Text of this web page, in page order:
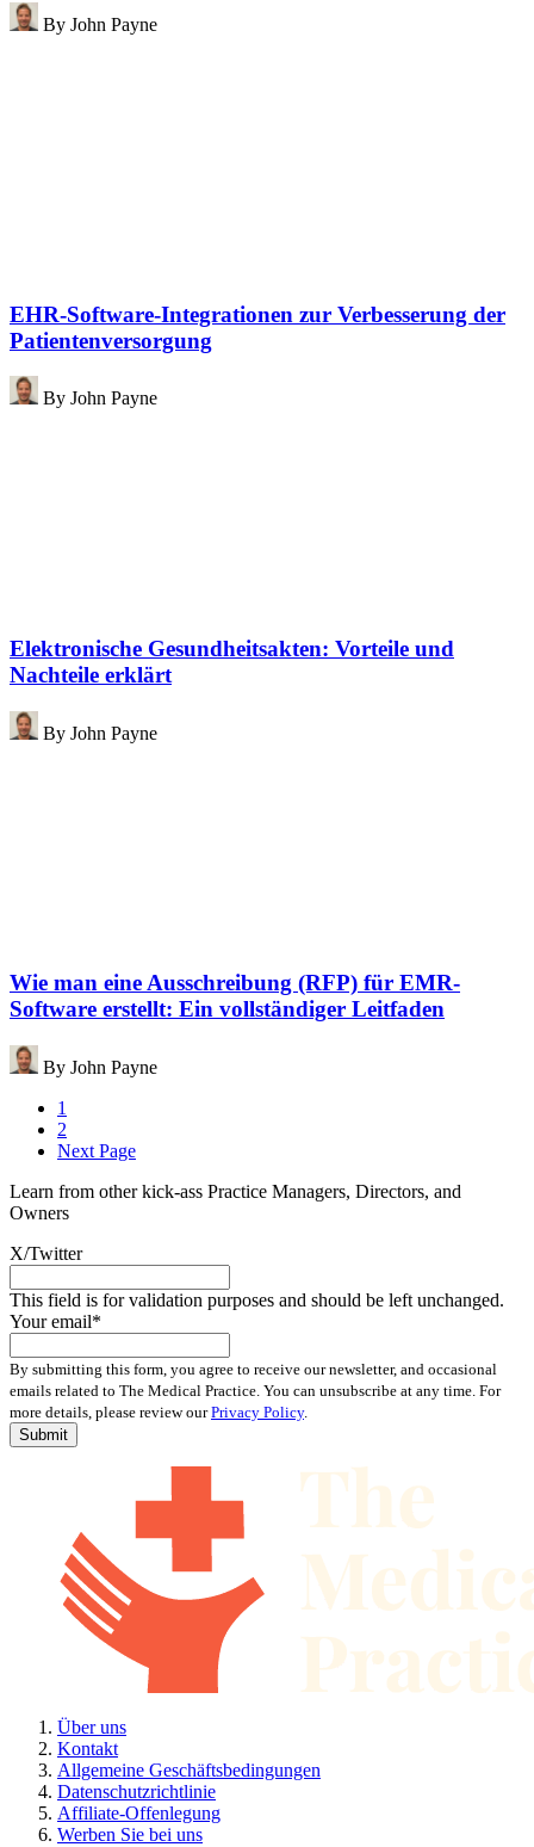
By John Payne
EHR-Software-Integrationen zur Verbesserung der
Patientenversorgung
By John Payne
Elektronische Gesundheitsakten: Vorteile und
Nachteile erklärt
By John Payne
Wie man eine Ausschreibung (RFP) für EMR-
Software erstellt: Ein vollständiger Leitfaden
By John Payne
1
2
Next Page
Learn from other kick-ass Practice Managers, Directors, and
Owners
X/Twitter
This field is for validation purposes and should be left unchanged.
Your email*
By submitting this form, you agree to receive our newsletter, and occasional
emails related to The Medical Practice. You can unsubscribe at any time. For
more details, please review ourPrivacy Policy.
Über uns
Kontakt
Allgemeine Geschäftsbedingungen
Datenschutzrichtlinie
Affiliate-Offenlegung
Werben Sie bei uns